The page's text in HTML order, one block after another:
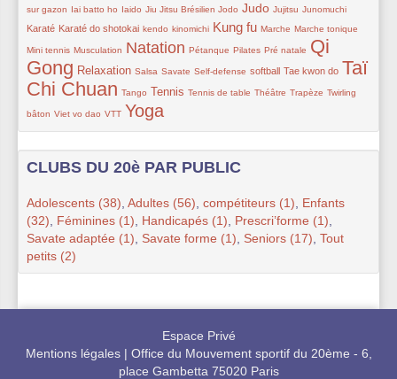
sur gazon
11/234 Iai batto ho
29/234 Iaido
12/234 Jiu Jitsu Brésilien
11/234 Jodo
118/234 Judo
41/234 Jujitsu
18/234 Junomuchi
77/234
Karaté
78/234Karaté do shotokai
18/234 kendo
18/234 kinomichi
135/234 Kung fu
11/234 Marche
14/234 Marche tonique
22/234
Mini tennis
21/234 Musculation
167/234 Natation
40/234 Pétanque
27/234 Pilates
11/234 Pré natale
231/234
Qi
Gong
86/234 Relaxation
11/234 Salsa
12/234 Savate
11/234 Self-defense
55/234 softball
70/234 Tae kwon do
234/234
Taï
Chi Chuan
11/234 Tango
93/234 Tennis
31/234 Tennis de table
39/234 Théâtre
11/234 Trapèze
33/234 Twirling
bâton
11/234Viet vo dao
11/234 VTT
194/234 Yoga
CLUBS DU 20è PAR PUBLIC
Adolescents (38) Adultes (56) compétiteurs (1)
Enfants
(32)
Féminines (1) Handicapés (1) Prescri’forme (1)
Savate adaptée (1)
Savate forme (1) Seniors (17) Tout
petits (2)
Espace Privé
Mentions légales| Office du Mouvement sportif du 20ème - 6,
place Gambetta 75020 Paris